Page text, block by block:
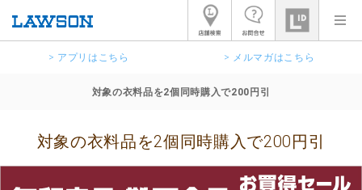
> アプリはこちら > メルマガはこちら
対象の衣料品を2個同時購入で200円引
対象の衣料品を2個同時購入で200円引